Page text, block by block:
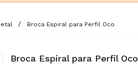
Broca Espiral para Perfil Oco
Broca Espiral para Perfil Oco